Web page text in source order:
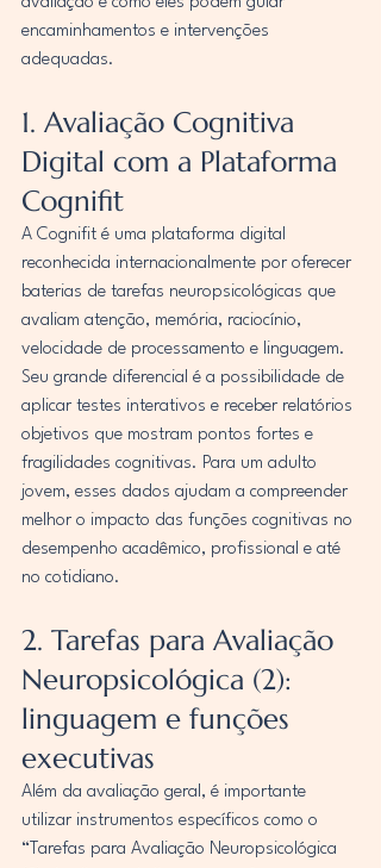
encaminhamentos e intervenções
adequadas.
1. Avaliação Cognitiva
Digital com a Plataforma
Cognifit
A Cognifit é uma plataforma digital
reconhecida internacionalmente por oferecer
baterias de tarefas neuropsicológicas que
avaliam atenção, memória, raciocínio,
velocidade de processamento e linguagem.
Seu grande diferencial é a possibilidade de
aplicar testes interativos e receber relatórios
objetivos que mostram pontos fortes e
fragilidades cognitivas. Para um adulto
jovem, esses dados ajudam a compreender
melhor o impacto das funções cognitivas no
desempenho acadêmico, profissional e até
no cotidiano.
2. Tarefas para Avaliação
Neuropsicológica (2):
linguagem e funções
executivas
Além da avaliação geral, é importante
utilizar instrumentos específicos como o
“Tarefas para Avaliação Neuropsicológica